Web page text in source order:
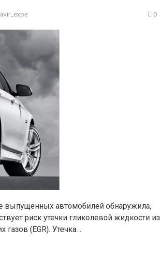
0
выпущенных автомобилей обнаружила,
риск утечки гликолевой жидкости из
(EGR). Утечка…